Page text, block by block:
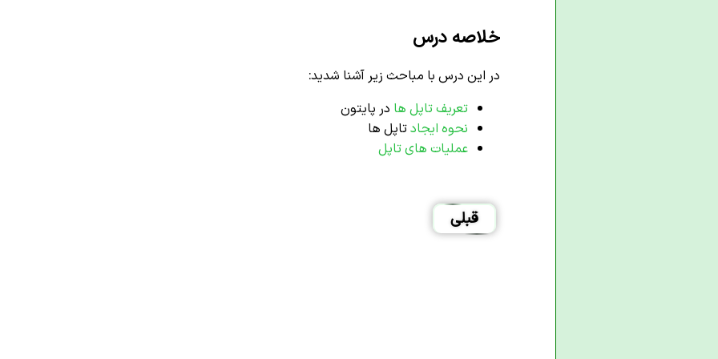
خلاصه درس
در این درس با مباحث زیر آشنا شدید:
تعریف تاپل ها در پایتون
نحوه ایجادتاپل ها
عملیات های تاپل
قبلی